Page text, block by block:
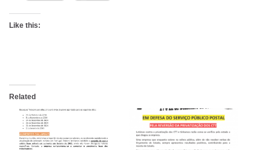
Like this:
Related